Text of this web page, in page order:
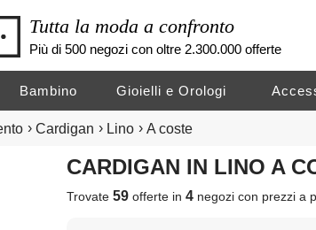
Tutta la moda a confronto
Più di 500 negozi con oltre 2.300.000 offerte
Bambino Gioielli e Orologi
› Cardigan › Lino › A coste
CARDIGAN IN LINO A
Trovate59 offerte in4 negozicon prezzi a